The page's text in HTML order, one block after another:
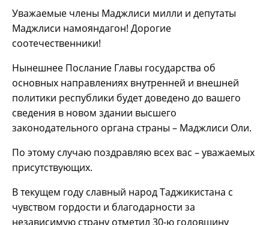
Уважаемые члены Маджлиси милли и депутаты
Маджлиси намояндагон! Дорогие
соотечественники!
Нынешнее Послание Главы государства об
основных направлениях внутренней и внешней
политики республики будет доведено до вашего
сведения в новом здании высшего
законодательного органа страны – Маджлиси Оли.
По этому случаю поздравляю всех вас – уважаемых
присутствующих.
В текущем году славный народ Таджикистана с
чувством гордости и благодарности за
независимую страну отметил 30-ю годовщину